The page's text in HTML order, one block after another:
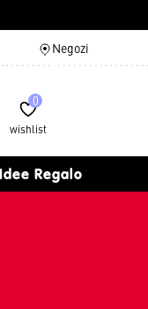
Negozi
wishlist
0
Idee Regalo